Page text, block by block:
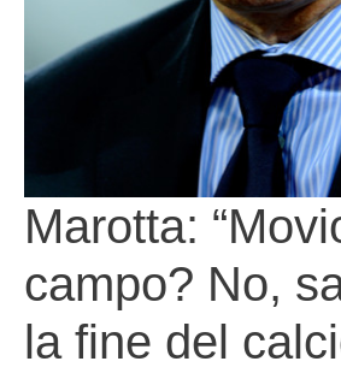
Marotta:
campo? No,
la fine del